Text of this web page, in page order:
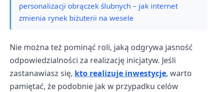
personalizacji obrączek ślubnych – jak internet
zmienia rynek biżuterii na wesele
Nie można też pominąć roli, jaką odgrywa jasność
odpowiedzialności za realizację inicjatyw. Jeśli
zastanawiasz się, kto realizuje inwestycje, warto
pamiętać, że podobnie jak w przypadku celów